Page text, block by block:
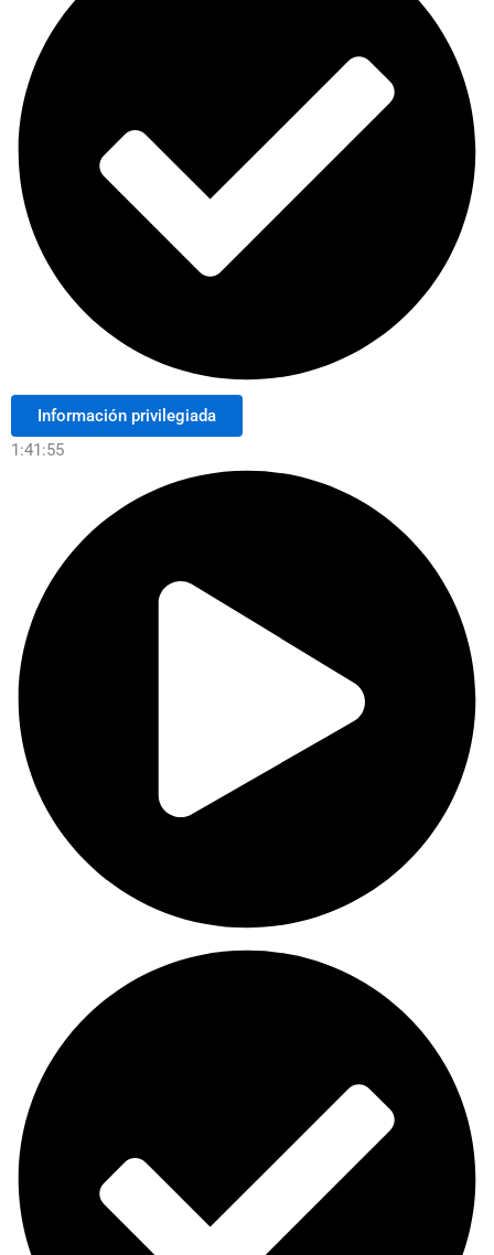
Información privilegiada
1:41:55